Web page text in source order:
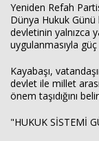
Yeniden Refah
Dünya Hukuk Günü
devletinin yalnızca
uygulanmasıyla
Kayabaşı,
devlet ile millet
önem taşıdığını
"HUKUK SİSTEMİ